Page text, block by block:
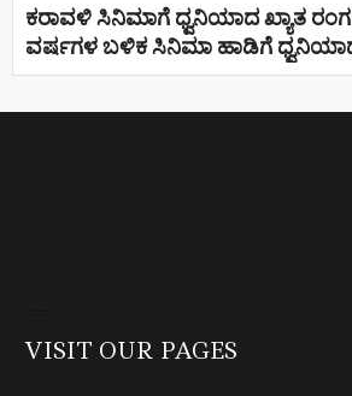
ಕರಾವಳಿ ಸಿನಿಮಾಗೆ ಧ್ವನಿಯಾದ ಖ್ಯಾತ
ವರ್ಷಗಳ ಬಳಿಕ ಸಿನಿಮಾ ಹಾಡಿಗೆ
VISIT OUR PAGES